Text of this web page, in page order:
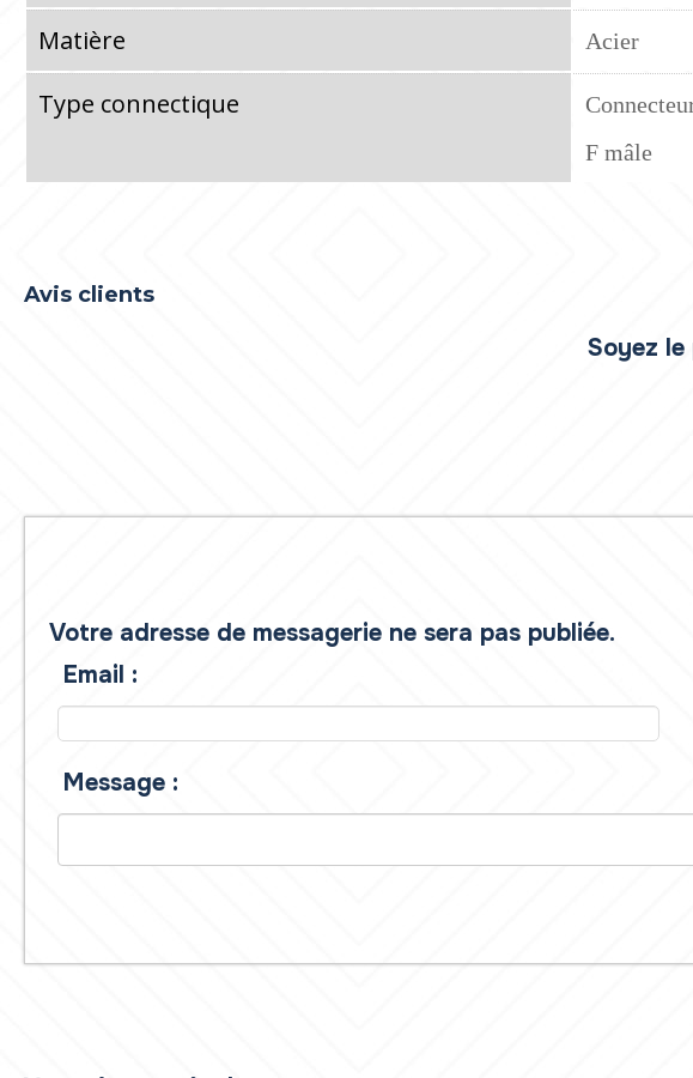
Matière Acier
Type connectique
F mâle
Avis clients
Soyez
Votre adresse de messagerie ne sera pas publiée.
Email :
Message :